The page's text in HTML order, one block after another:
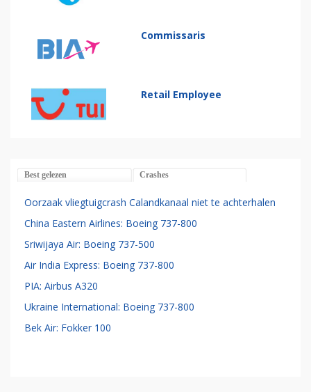
Commissaris
Retail Employee
Best gelezen Crashes
Oorzaak vliegtuigcrash Calandkanaal niet te achterhalen
China Eastern Airlines: Boeing 737-800
Sriwijaya Air: Boeing 737-500
Air India Express: Boeing 737-800
PIA: Airbus A320
Ukraine International: Boeing 737-800
Bek Air: Fokker 100